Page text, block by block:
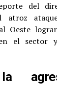
del
atroz
Oeste
el sector
la